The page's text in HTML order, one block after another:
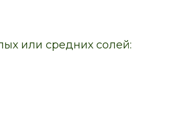
или средних солей: